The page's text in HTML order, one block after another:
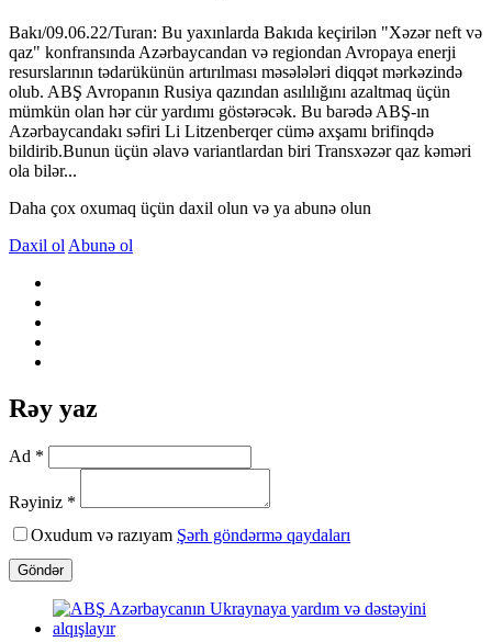
Bakı/09.06.22/Turan: Bu yaxınlarda Bakıda keçirilən "Xəzər neft və
qaz" konfransında Azərbaycandan və regiondan Avropaya enerji
resurslarının tədarükünün artırılması məsələləri diqqət mərkəzində
olub. ABŞ Avropanın Rusiya qazından asılılığını azaltmaq üçün
mümkün olan hər cür yardımı göstərəcək. Bu barədə ABŞ-ın
Azərbaycandakı səfiri Li Litzenberqer cümə axşamı brifinqdə
bildirib.Bunun üçün əlavə variantlardan biri Transxəzər qaz kəməri
ola bilər...
Daha çox oxumaq üçün daxil olun və ya abunə olun
Daxil ol Abunə ol
Rəy yaz
Ad *
Rəyiniz *
Oxudum və razıyam Şərh göndərmə qaydaları
Göndər